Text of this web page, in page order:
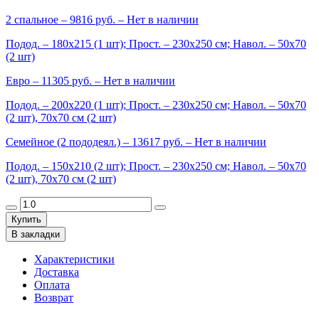
2 спальное – 9816 руб. – Нет в наличии
Подод. – 180х215 (1 шт); Прост. – 230х250 см; Навол. – 50х70
(2 шт)
Евро – 11305 руб. – Нет в наличии
Подод. – 200х220 (1 шт); Прост. – 230х250 см; Навол. – 50х70
(2 шт), 70х70 см (2 шт)
Семейное (2 пододеял.) – 13617 руб. – Нет в наличии
Подод. – 150х210 (2 шт); Прост. – 230х250 см; Навол. – 50х70
(2 шт), 70х70 см (2 шт)
Купить
В закладки
Характеристики
Доставка
Оплата
Возврат